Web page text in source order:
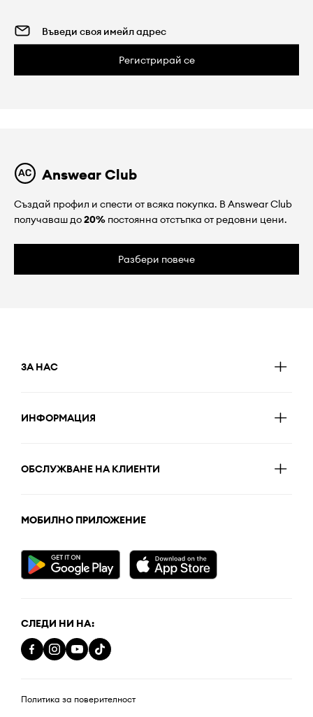
Регистрирай се
Answear Club
Създай профил и спести от всяка покупка. В Answear Club
получаваш до20% постоянна отстъпка от редовни цени.
Разбери повече
ЗА НАС
ИНФОРМАЦИЯ
ОБСЛУЖВАНЕ НА КЛИЕНТИ
МОБИЛНО ПРИЛОЖЕНИЕ
СЛЕДИ НИ НА:
Политика за поверителност